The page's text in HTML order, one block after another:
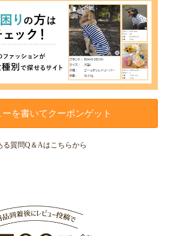
を書いてクーポンゲット
る質問Q＆Aはこちらから